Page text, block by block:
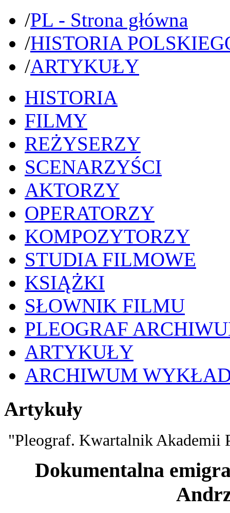
/PL - Strona główna
/HISTORIA
/ARTYKUŁY
HISTORIA
FILMY
REŻYSERZY
SCENARZYŚCI
AKTORZY
OPERATORZY
KOMPOZYTORZY
STUDIA FILMOWE
KSIĄŻKI
SŁOWNIK FILMU
PLEOGRAF
ARTYKUŁY
ARCHIWUM
Artykuły
"Pleograf. Kwartalnik Akademii
Dokumentalna